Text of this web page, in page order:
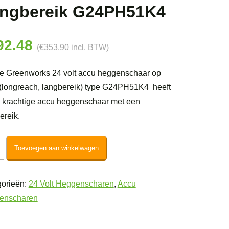
G24PH51K4
(€353.90incl. BTW)
Greenworks 24 volt accu heggenschaar op
langbereik) type G24PH51K4 heeft
krachtige accu heggenschaar met een
Toevoegen aan winkelwagen
24 Volt Heggenscharen, Accu